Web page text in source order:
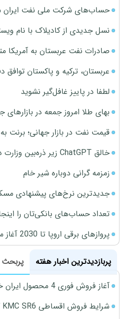
حساب‌های شرکت ملی نفت
نسل جدیدی از کادیلاک با نام
صادرات نفت عربستان به آمریکا
عربستان، ترکیه و پاکستان
لطفا در پاییز غافل‌گیر نشوید
بهای طلا امروز جمعه در بازارهای
قیمت نفت در بازار جهانی؛ برنت به 83 دلار رسید
خالق ChatGPT زیر ذره‌بین وزارت دادگستری آمریکا
زمزمه گرانی دوباره شیر خام
جدیدترین نرخ‌های پیشنهادی مسکن در 10
تعداد حساب‌های بانکی‌تان را
پروازهای برقی اروپا تا 2030 آغاز می‌شود
پربازدیدترین اخبار هفته
پربحث
آغاز فروش فوری 4 محصول ایران خودرو در نمایندگی‌ها
شرایط فروش اقساطی KMC SR6 کرمان موتور اعلام شد